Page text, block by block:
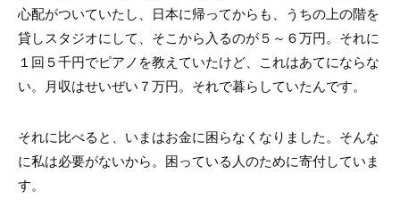
心配がついていたし、日本に帰ってからも、うちの上の階を
貸しスタジオにして、そこから入るのが５～６万円。それに
１回５千円でピアノを教えていたけど、これはあてにならな
い。月収はせいぜい７万円。それで暮らしていたんです。
それに比べると、いまはお金に困らなくなりました。そんな
に私は必要がないから。困っている人のために寄付していま
す。